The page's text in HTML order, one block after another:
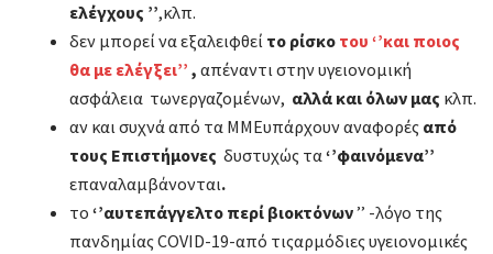
ελέγχους ’’,κλπ.
δεν μπορεί να εξαλειφθεί το ρίσκο του ‘’και ποιος
θα με ελέγξει’’ , απέναντι στην υγειονομική
ασφάλεια τωνεργαζομένων, αλλά και όλων μας κλπ.
αν και συχνά από τα ΜΜΕυπάρχουν αναφορές από
τους Επιστήμονες δυστυχώς τα‘’φαινόμενα’’
επαναλαμβάνονται.
το ‘’αυτεπάγγελτο περί βιοκτόνων’’ -λόγο της
πανδημίας COVID-19-από τιςαρμόδιες υγειονομικές